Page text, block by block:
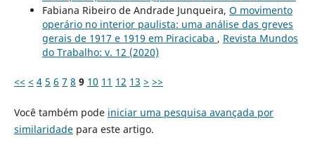
Fabiana Ribeiro de Andrade Junqueira, O movimento
operário no interior paulista: uma análise das greves
gerais de 1917 e 1919 em Piracicaba , Revista Mundos
do Trabalho: v. 12 (2020)
<< < 4 5 6 7 8 9 10 11 12 13 > >>
Você também pode iniciar uma pesquisa avançada por
similaridadepara este artigo.